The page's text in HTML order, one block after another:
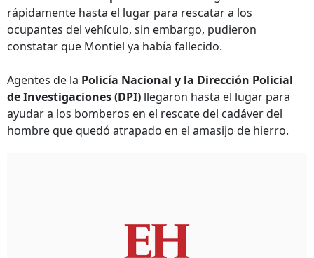
rápidamente hasta el lugar para rescatar a los
ocupantes del vehículo, sin embargo, pudieron
constatar que Montiel ya había fallecido.
Agentes de la Policía Nacional y la Dirección Policial
de Investigaciones (DPI) llegaron hasta el lugar para
ayudar a los bomberos en el rescate del cadáver del
hombre que quedó atrapado en el amasijo de hierro.